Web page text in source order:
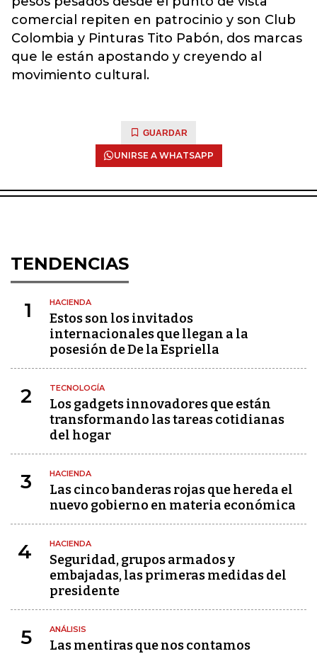
comercial repiten en patrocinio y son Club
Colombia y Pinturas Tito Pabón, dos marcas
que le están apostando y creyendo al
movimiento cultural.
GUARDAR
UNIRSE A WHATSAPP
TENDENCIAS
1 HACIENDA
Estos son los invitados
internacionales que llegan a la
posesión de De la Espriella
2 TECNOLOGÍA
Los gadgets innovadores que están
transformando las tareas cotidianas
del hogar
3 HACIENDA
Las cinco banderas rojas que hereda el
nuevo gobierno en materia económica
4 HACIENDA
Seguridad, grupos armados y
embajadas, las primeras medidas del
presidente
5 ANÁLISIS
Las mentiras que nos contamos